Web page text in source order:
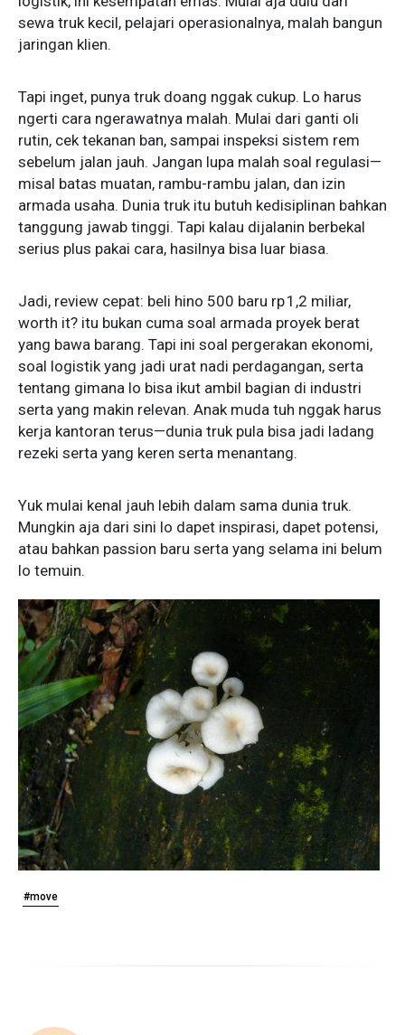
sewa truk kecil, pelajari operasionalnya, malah bangun
jaringan klien.
Tapi inget, punya truk doang nggak cukup. Lo harus
ngerti cara ngerawatnya malah. Mulai dari ganti oli
rutin, cek tekanan ban, sampai inspeksi sistem rem
sebelum jalan jauh. Jangan lupa malah soal regulasi—
misal batas muatan, rambu-rambu jalan, dan izin
armada usaha. Dunia truk itu butuh kedisiplinan bahkan
tanggung jawab tinggi. Tapi kalau dijalanin berbekal
serius plus pakai cara, hasilnya bisa luar biasa.
Jadi, review cepat: beli hino 500 baru rp 1,2 miliar,
worth it? itu bukan cuma soal armada proyek berat
yang bawa barang. Tapi ini soal pergerakan ekonomi,
soal logistik yang jadi urat nadi perdagangan, serta
tentang gimana lo bisa ikut ambil bagian di industri
serta yang makin relevan. Anak muda tuh nggak harus
kerja kantoran terus—dunia truk pula bisa jadi ladang
rezeki serta yang keren serta menantang.
Yuk mulai kenal jauh lebih dalam sama dunia truk.
Mungkin aja dari sini lo dapet inspirasi, dapet potensi,
atau bahkan passion baru serta yang selama ini belum
lo temuin.
#move